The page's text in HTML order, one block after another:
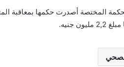
جنيه.